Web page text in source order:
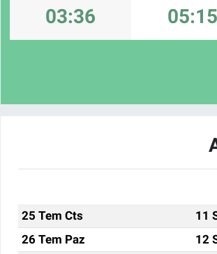
03:36 05:15
25 Tem Cts
11
26 Tem Paz
12